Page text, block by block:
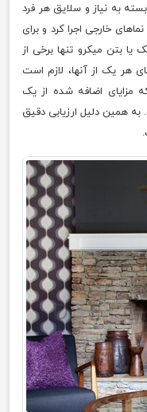
به نیاز و سلایق هر فرد
خارجی اجرا کرد و برای
بتن میکرو تنها برخی از
هر یک از آنها، لازم است
مزایای اضافه شده از یک
همین دلیل ارزیابی دقیق